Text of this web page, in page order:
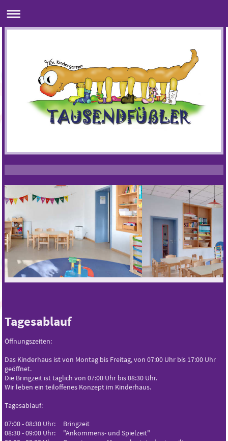
Tagesablauf
Öffnungszeiten:
Das Kinderhaus ist von Montag bis Freitag, von 07:00 Uhr bis 17:00 Uhr
geöffnet.
Die Bringzeit ist täglich von 07:00 Uhr bis 08:30 Uhr.
Wir leben ein teiloffenes Konzept im Kinderhaus.
Tagesablauf:
07:00 - 08:30 Uhr: Bringzeit
08:30 - 09:00 Uhr: "Ankommens- und Spielzeit"